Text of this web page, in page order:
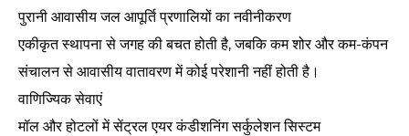
पुरानी आवासीय जल आपूर्ति प्रणालियों का नवीनीकरण
एकीकृत स्थापना से जगह की बचत होती है, जबकि कम शोर और कम-कंपन
संचालन से आवासीय वातावरण में कोई परेशानी नहीं होती है।
वाणिज्यिक सेवाएं
मॉल और होटलों में सेंट्रल एयर कंडीशनिंग सर्कुलेशन सिस्टम